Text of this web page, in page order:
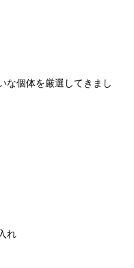
な個体を厳選してきまし
れ